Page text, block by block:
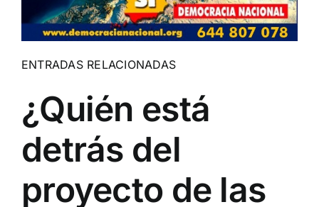
ENTRADAS RELACIONADAS
¿Quién está
detrás del
proyecto de las